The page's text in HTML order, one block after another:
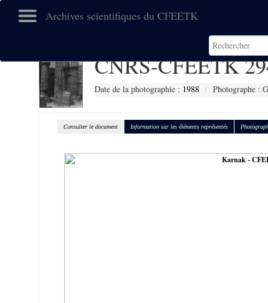
Archives scientifiques du CFEETK
CNRS-CFEETK
Date de la photographie : 1988 Photographe :
Consulter le document Information sur les éléments représentés